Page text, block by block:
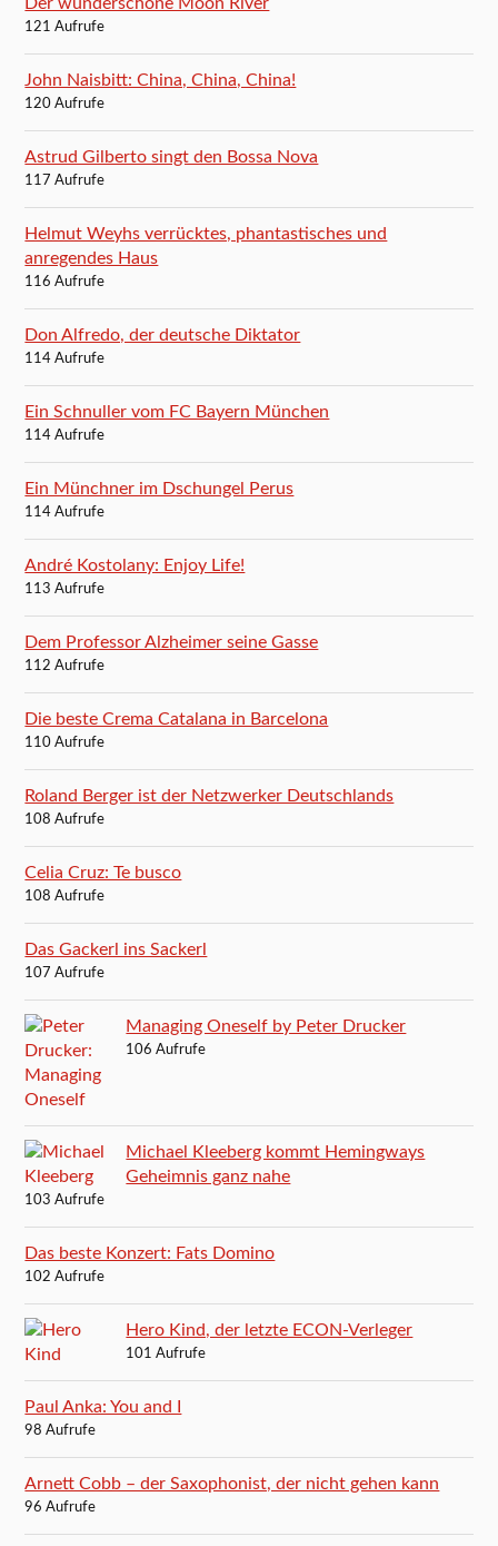
121 Aufrufe
John Naisbitt: China, China, China!
120 Aufrufe
Astrud Gilberto singt den Bossa Nova
117 Aufrufe
Helmut Weyhs verrücktes, phantastisches und
anregendes Haus
116 Aufrufe
Don Alfredo, der deutsche Diktator
114 Aufrufe
Ein Schnuller vom FC Bayern München
114 Aufrufe
Ein Münchner im Dschungel Perus
114 Aufrufe
André Kostolany: Enjoy Life!
113 Aufrufe
Dem Professor Alzheimer seine Gasse
112 Aufrufe
Die beste Crema Catalana in Barcelona
110 Aufrufe
Roland Berger ist der Netzwerker Deutschlands
108 Aufrufe
Celia Cruz: Te busco
108 Aufrufe
Das Gackerl ins Sackerl
107 Aufrufe
Managing Oneself by Peter Drucker
106 Aufrufe
Michael Kleeberg kommt Hemingways
Geheimnis ganz nahe
103 Aufrufe
Das beste Konzert: Fats Domino
102 Aufrufe
Hero Kind, der letzte ECON-Verleger
101 Aufrufe
Paul Anka: You and I
98 Aufrufe
Arnett Cobb – der Saxophonist, der nicht gehen kann
96 Aufrufe